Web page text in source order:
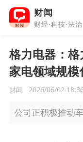
财闻
财经·科技·法治
格力电器：
家电领域规模
财闻 2026/06/02
公司正积极推动